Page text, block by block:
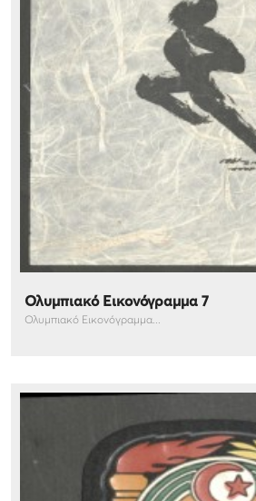
Ολυμπιακό Εικονόγραμμα 7
Ολυμπιακό Εικονόγραμμα...